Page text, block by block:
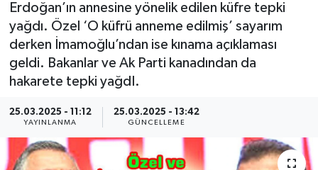
Erdoğan’ın annesine yönelik edilen küfre tepki
yağdı. Özel ‘O küfrü anneme edilmiş’ sayarım
derken İmamoğlu’ndan ise kınama açıklaması
geldi. Bakanlar ve Ak Parti kanadından da
hakarete tepki yağdI.
25.03.2025 - 11:12
YAYINLANMA
25.03.2025 - 13:42
GÜNCELLEME
Tüm Manşetler
Son Dakika Haberleri
Haber Arşivi